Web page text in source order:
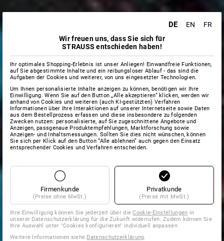
DE EN
FR
Wir freuen uns, dass Sie sich für
STRAUSS entschieden haben!
Ihr optimales Shopping-Erlebnis ist unser Anliegen! Einwandfreie Funktionen,
auf Sie abgestimmte Inhalte und ein reibungsloser Ablauf - das sind die
Aufgaben der Cookies und weiterer, von uns eingesetzter Technologien.
Um Ihnen personalisierte Inhalte anzeigen zu können, benötigen wir Ihre
Einwilligung. Wenn Sie auf den Button „Alle akzeptieren“ klicken, werden wir
anhand von Cookies und weiteren (auch KI-gestützten) Verfahren
Informationen über Ihre Interaktionen auf unserer Internetseite sowie Daten
aus dem Bestellprozess erfassen und diese insbesondere zu folgenden
Zwecken nutzen: personalisierte, auf Sie zugeschnittene Angebote und
Anzeigen, passgenaue Produktempfehlungen, Marktforschung sowie
Anzeigen- und Inhaltsmessungen. Sollten Sie dies nicht wünschen, können
Sie sich per Klick auf den Button “Alle ablehnen” auch gegen den Einsatz
entsprechender Cookies und Verfahren entscheiden.
Firmenkunde
(Preise ohne MwSt.)
Privatkunde
(Preise mit MwSt.)
Ihre Einwilligung können Sie jederzeit über dieCookie-Einstellungen in
unserer Datenschutzerklärung für die Zukunft widerrufen. Zudem können Sie
Ihre Auswahl unter "Cookies konfigurieren" individuell anpassen
Weitere Informationen siehe Datenschutzerklärung